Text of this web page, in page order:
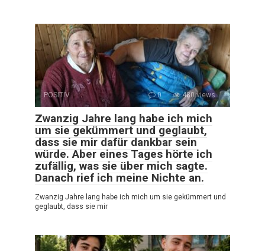
POSITIV 0 480 views
Zwanzig Jahre lang habe ich mich
um sie gekümmert und geglaubt,
dass sie mir dafür dankbar sein
würde. Aber eines Tages hörte ich
zufällig, was sie über mich sagte.
Danach rief ich meine Nichte an.
Zwanzig Jahre lang habe ich mich um sie gekümmert und
geglaubt, dass sie mir